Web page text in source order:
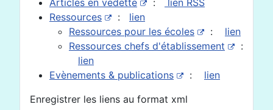
Articles en vedette :
lien RSS
Ressources
: lien
Ressources pour les écoles
: lien
Ressources chefs d'établissement
:
lien
Evènements & publications
: lien
Enregistrer les liens au format xml